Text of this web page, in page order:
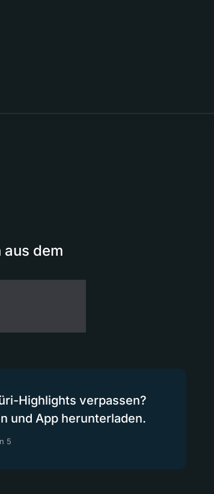
aus dem
Highlights verpassen?
und App herunterladen.
5